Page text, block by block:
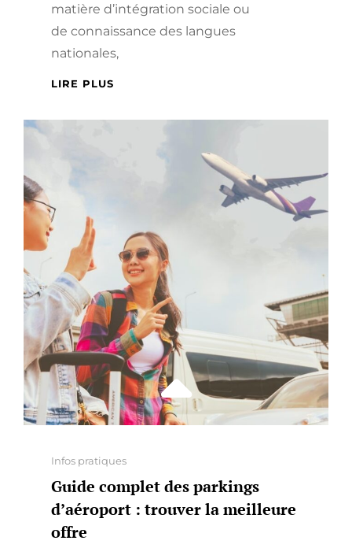
matière d’intégration sociale ou
de connaissance des langues
nationales,
LIRE PLUS
INTÉGRATION
Categories
Infos pratiques
Guide complet des parkings
d’aéroport : trouver la meilleure
offre